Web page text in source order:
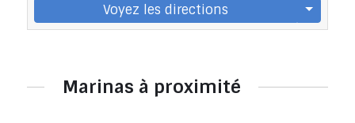
Voyez les directions
Marinas à proximité